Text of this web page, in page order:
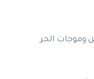
وموجات الحر